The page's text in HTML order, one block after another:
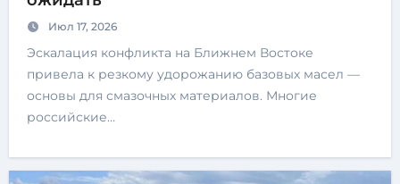
Июл 17, 2026
Эскалация конфликта на Ближнем Востоке
привела к резкому удорожанию базовых масел —
основы для смазочных материалов. Многие
российские…